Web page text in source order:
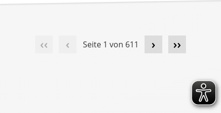
‹‹ ‹ Seite 1 von 611 › ››